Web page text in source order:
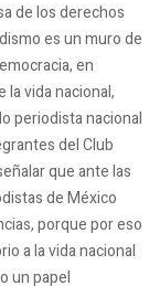
de los derechos
es un muro de
en
vida nacional,
periodista nacional
del Club
que ante las
de México
porque por eso
a la vida nacional
un papel